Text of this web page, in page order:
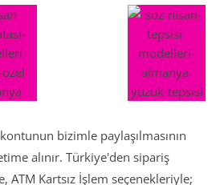
bizimle paylaşılmasının
alınır. Türkiye'den sipariş
ATM Kartsız İşlem seçenekleriyle;